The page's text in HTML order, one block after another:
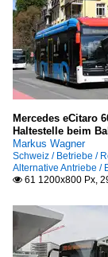
Mercedes eCitaro
Haltestelle beim
Markus Wagner
Schweiz / Betriebe /
Alternative Antriebe /
 61 1200x800 Px,